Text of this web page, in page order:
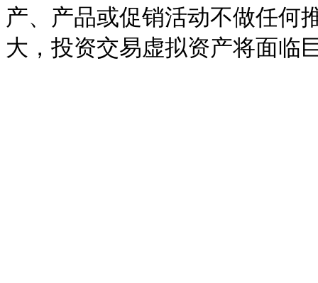
产、产品或促销活动不做任何